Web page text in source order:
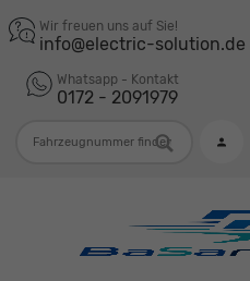
Wir freuen uns auf Sie!
info@electric-solution.de
Whatsapp - Kontakt
0172 - 2091979